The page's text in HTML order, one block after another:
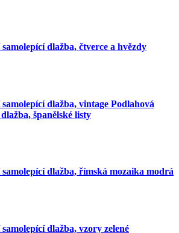
dlažba, čtverce a hvězdy
dlažba, vintage Podlahová
španělské listy
dlažba, římská mozaika modrá
dlažba, vzory zelené